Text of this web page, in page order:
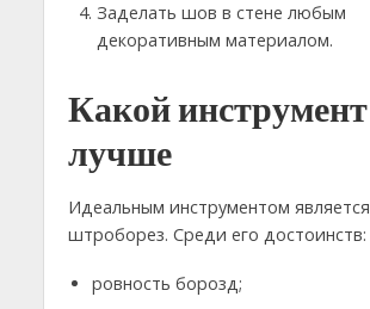
Заделать шов в стене любым
декоративным материалом.
Какой инструмент
лучше
Идеальным инструментом является
штроборез. Среди его достоинств:
ровность борозд;